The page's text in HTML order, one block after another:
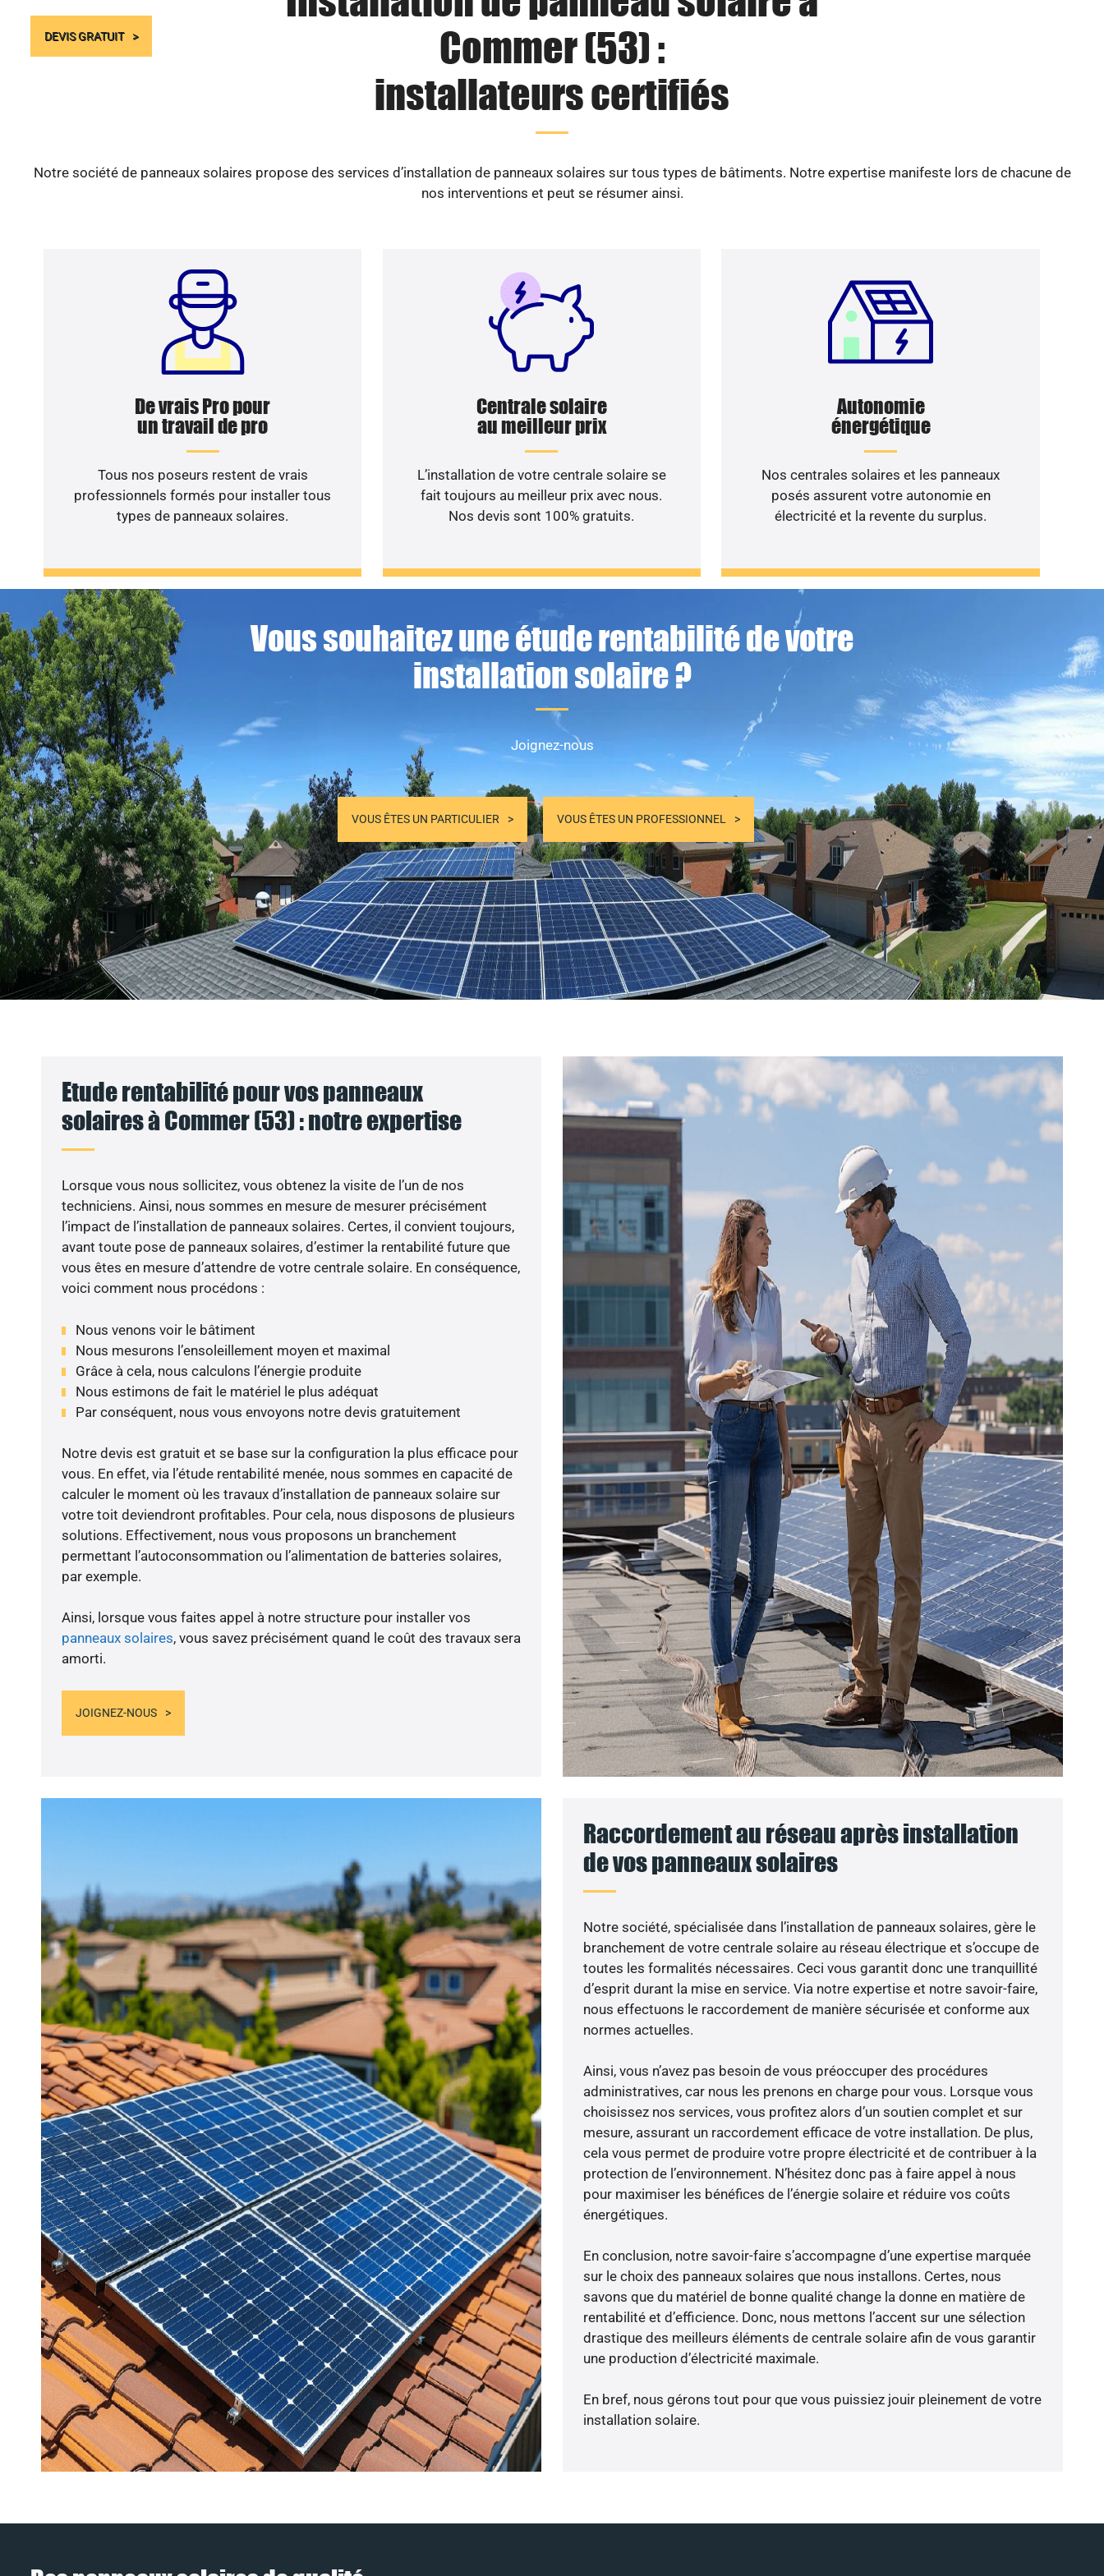
DEVIS GRATUIT
Commer (53) :
installateurs certifiés
Notre société de panneaux solaires propose des services d’installation de panneaux solaires sur tous types de bâtiments. Notre expertise manifeste lors de chacune de
nos interventions et peut se résumer ainsi.
De vrais Pro pour
un travail de pro
Tous nos poseurs restent de vrais
professionnels formés pour installer tous
types de panneaux solaires.
Centrale solaire
au meilleur prix
L’installation de votre centrale solaire se
fait toujours au meilleur prix avec nous.
Nos devis sont 100% gratuits.
Autonomie
énergétique
Nos centrales solaires et les panneaux
posés assurent votre autonomie en
électricité et la revente du surplus.
Vous souhaitez une étude rentabilité de votre
installation solaire ?
Joignez-nous
VOUS ÊTES UN PARTICULIER VOUS ÊTES UN PROFESSIONNEL
Etude rentabilité pour vos panneaux
solaires à Commer (53) : notre expertise
Lorsque vous nous sollicitez, vous obtenez la visite de l’un de nos
techniciens. Ainsi, nous sommes en mesure de mesurer précisément
l’impact de l’installation de panneaux solaires. Certes, il convient toujours,
avant toute pose de panneaux solaires, d’estimer la rentabilité future que
vous êtes en mesure d’attendre de votre centrale solaire. En conséquence,
voici comment nous procédons :
Nous venons voir le bâtiment
Nous mesurons l’ensoleillement moyen et maximal
Grâce à cela, nous calculons l’énergie produite
Nous estimons de fait le matériel le plus adéquat
Par conséquent, nous vous envoyons notre devis gratuitement
Notre devis est gratuit et se base sur la configuration la plus efficace pour
vous. En effet, via l’étude rentabilité menée, nous sommes en capacité de
calculer le moment où les travaux d’installation de panneaux solaire sur
votre toit deviendront profitables. Pour cela, nous disposons de plusieurs
solutions. Effectivement, nous vous proposons un branchement
permettant l’autoconsommation ou l’alimentation de batteries solaires,
par exemple.
Ainsi, lorsque vous faites appel à notre structure pour installer vos
panneaux solaires, vous savez précisément quand le coût des travaux sera
amorti.
JOIGNEZ-NOUS
Raccordement au réseau après installation
de vos panneaux solaires
Notre société, spécialisée dans l’installation de panneaux solaires, gère le
branchement de votre centrale solaire au réseau électrique et s’occupe de
toutes les formalités nécessaires. Ceci vous garantit donc une tranquillité
d’esprit durant la mise en service. Via notre expertise et notre savoir-faire,
nous effectuons le raccordement de manière sécurisée et conforme aux
normes actuelles.
Ainsi, vous n’avez pas besoin de vous préoccuper des procédures
administratives, car nous les prenons en charge pour vous. Lorsque vous
choisissez nos services, vous profitez alors d’un soutien complet et sur
mesure, assurant un raccordement efficace de votre installation. De plus,
cela vous permet de produire votre propre électricité et de contribuer à la
protection de l’environnement. N’hésitez donc pas à faire appel à nous
pour maximiser les bénéfices de l’énergie solaire et réduire vos coûts
énergétiques.
En conclusion, notre savoir-faire s’accompagne d’une expertise marquée
sur le choix des panneaux solaires que nous installons. Certes, nous
savons que du matériel de bonne qualité change la donne en matière de
rentabilité et d’efficience. Donc, nous mettons l’accent sur une sélection
drastique des meilleurs éléments de centrale solaire afin de vous garantir
une production d’électricité maximale.
En bref, nous gérons tout pour que vous puissiez jouir pleinement de votre
installation solaire.